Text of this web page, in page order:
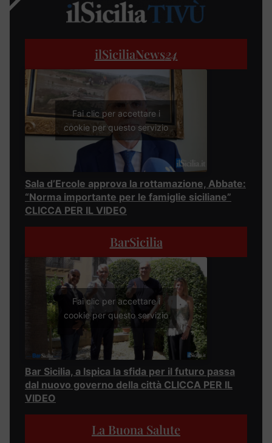
ilSiciliaNews24
Fai clic per accettare i
cookie per questo servizio
Sala d’Ercole approva la rottamazione, Abbate:
“Norma importante per le famiglie siciliane”
CLICCA PER IL VIDEO
BarSicilia
Fai clic per accettare i
cookie per questo servizio
Bar Sicilia, a Ispica la sfida per il futuro passa
dal nuovo governo della città CLICCA PER IL
VIDEO
La Buona Salute